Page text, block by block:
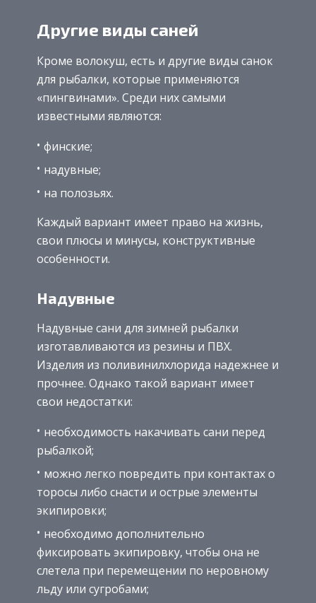
Другие виды саней
Кроме волокуш, есть и другие виды санок
для рыбалки, которые применяются
«пингвинами». Среди них самыми
известными являются:
финские;
надувные;
на полозьях.
Каждый вариант имеет право на жизнь,
свои плюсы и минусы, конструктивные
особенности.
Надувные
Надувные сани для зимней рыбалки
изготавливаются из резины и ПВХ.
Изделия из поливинилхлорида надежнее и
прочнее. Однако такой вариант имеет
свои недостатки:
необходимость накачивать сани перед
рыбалкой;
можно легко повредить при контактах о
торосы либо снасти и острые элементы
экипировки;
необходимо дополнительно
фиксировать экипировку, чтобы она не
слетела при перемещении по неровному
льду или сугробами;